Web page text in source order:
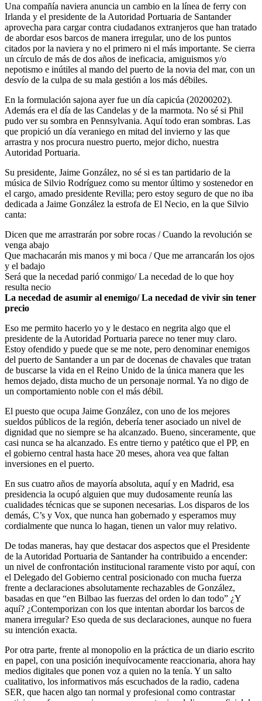
Una compañía naviera anuncia un cambio en la línea de ferry con
Irlanda y el presidente de la Autoridad Portuaria de Santander
aprovecha para cargar contra ciudadanos extranjeros que han tratado
de abordar esos barcos de manera irregular, uno de los puntos
citados por la naviera y no el primero ni el más importante. Se cierra
un círculo de más de dos años de ineficacia, amiguismos y/o
nepotismo e inútiles al mando del puerto de la novia del mar, con un
desvío de la culpa de su mala gestión a los más débiles.
En la formulación sajona ayer fue un día capicúa (20200202).
Además era el día de las Candelas y de la marmota. No sé si Phil
pudo ver su sombra en Pennsylvania. Aquí todo eran sombras. Las
que propició un día veraniego en mitad del invierno y las que
arrastra y nos procura nuestro puerto, mejor dicho, nuestra
Autoridad Portuaria.
Su presidente, Jaime González, no sé si es tan partidario de la
música de Silvio Rodríguez como su mentor último y sostenedor en
el cargo, amado presidente Revilla; pero estoy seguro de que no iba
dedicada a Jaime González la estrofa de El Necio, en la que Silvio
canta:
Dicen que me arrastrarán por sobre rocas / Cuando la revolución se
venga abajo
Que machacarán mis manos y mi boca / Que me arrancarán los ojos
y el badajo
Será que la necedad parió conmigo/ La necedad de lo que hoy
resulta necio
La necedad de asumir al enemigo/ La necedad de vivir sin tener
precio
Eso me permito hacerlo yo y le destaco en negrita algo que el
presidente de la Autoridad Portuaria parece no tener muy claro.
Estoy ofendido y puede que se me note, pero denominar enemigos
del puerto de Santander a un par de docenas de chavales que tratan
de buscarse la vida en el Reino Unido de la única manera que les
hemos dejado, dista mucho de un personaje normal. Ya no digo de
un comportamiento noble con el más débil.
El puesto que ocupa Jaime González, con uno de los mejores
sueldos públicos de la región, debería tener asociado un nivel de
dignidad que no siempre se ha alcanzado. Bueno, sinceramente, que
casi nunca se ha alcanzado. Es entre tierno y patético que el PP, en
el gobierno central hasta hace 20 meses, ahora vea que faltan
inversiones en el puerto.
En sus cuatro años de mayoría absoluta, aquí y en Madrid, esa
presidencia la ocupó alguien que muy dudosamente reunía las
cualidades técnicas que se suponen necesarias. Los disparos de los
demás, C’s y Vox, que nunca han gobernado y esperamos muy
cordialmente que nunca lo hagan, tienen un valor muy relativo.
De todas maneras, hay que destacar dos aspectos que el Presidente
de la Autoridad Portuaria de Santander ha contribuido a encender:
un nivel de confrontación institucional raramente visto por aquí, con
el Delegado del Gobierno central posicionado con mucha fuerza
frente a declaraciones absolutamente rechazables de González,
basadas en que “en Bilbao las fuerzas del orden lo dan todo” ¿Y
aquí? ¿Contemporizan con los que intentan abordar los barcos de
manera irregular? Eso queda de sus declaraciones, aunque no fuera
su intención exacta.
Por otra parte, frente al monopolio en la práctica de un diario escrito
en papel, con una posición inequívocamente reaccionaria, ahora hay
medios digitales que ponen voz a quien no la tenía. Y un salto
cualitativo, los informativos más escuchados de la radio, cadena
SER, que hacen algo tan normal y profesional como contrastar